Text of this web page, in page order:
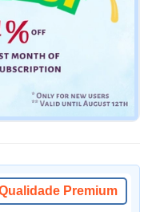
Premium